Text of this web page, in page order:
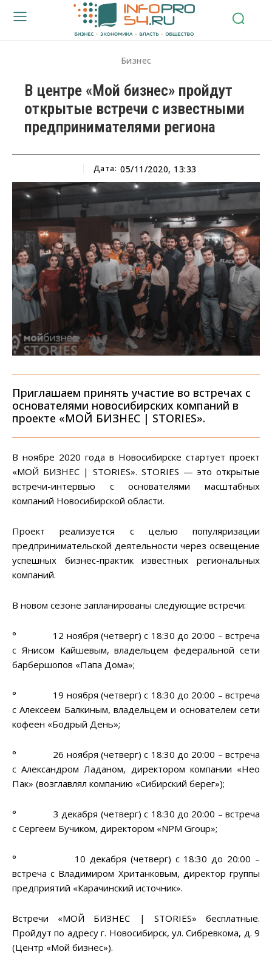
Бизнес
В центре «Мой бизнес» пройдут
открытые встречи с известными
предпринимателями региона
Дата: 05/11/2020, 13:33
Приглашаем принять участие во встречах с
основателями новосибирских компаний в
проекте «МОЙ БИЗНЕС | STORIES».
В ноябре 2020 года в Новосибирске стартует проект
«МОЙ БИЗНЕС | STORIES». STORIES — это открытые
встречи-интервью с основателями масштабных
компаний Новосибирской области.
Проект реализуется с целью популяризации
предпринимательской деятельности через освещение
успешных бизнес-практик известных региональных
компаний.
В новом сезоне запланированы следующие встречи:
° 12 ноября (четверг) с 18:30 до 20:00 – встреча
с Янисом Кайшевым, владельцем федеральной сети
барбершопов «Папа Дома»;
° 19 ноября (четверг) с 18:30 до 20:00 – встреча
с Алексеем Балкиным, владельцем и основателем сети
кофеен «Бодрый День»;
° 26 ноября (четверг) с 18:30 до 20:00 – встреча
с Александром Ладаном, директором компании «Нео
Пак» (возглавлял компанию «Сибирский берег»);
° 3 декабря (четверг) с 18:30 до 20:00 – встреча
с Сергеем Бучиком, директором «NPM Group»;
° 10 декабря (четверг) с 18:30 до 20:00 –
встреча с Владимиром Хританковым, директор группы
предприятий «Карачинский источник».
Встречи «МОЙ БИЗНЕС | STORIES» бесплатные.
Пройдут по адресу г. Новосибирск, ул. Сибревкома, д. 9
(Центр «Мой бизнес»).